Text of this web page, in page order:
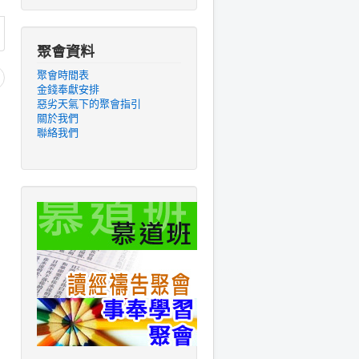
聚會資料
聚會時間表
金錢奉獻安排
惡劣天氣下的聚會指引
關於我們
聯絡我們